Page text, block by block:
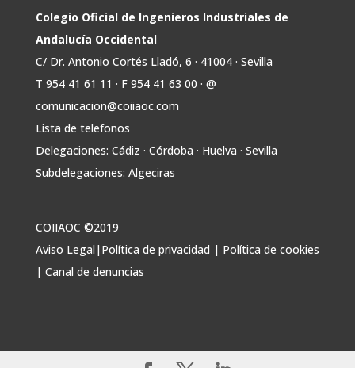
2030 para infraestructuras que permitan la
conexión de vivienda, industria y transporte
electrificado.
Estas medidas se encuentran en la dirección
Avata
COIIAOC @industrialesand · 29 Jul
🤝🏾 @industrialesand desempeña un
🛡️ Actuamos como garantes del interés
general, aportando conocimiento técnico y
facilitando la colaboración entre todos los
Colegio Oficial de Ingenieros Industriales de
Andalucía Occidental
C/ Dr. Antonio Cortés Lladó, 6 · 41004 · Sevilla
T 954 41 61 11 · F 954 41 63 00 · @
comunicacion@coiiaoc.com
Lista de telefonos
Delegaciones: Cádiz · Córdoba · Huelva · Sevilla
Subdelegaciones: Algeciras
COIIAOC ©2019
Aviso Legal | Política de privacidad | Política de cookies
| Canal de denuncias